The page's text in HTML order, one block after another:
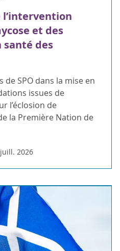
et des
des
SPO dans la mise en
issues de
l’éclosion de
la Première Nation de
2026